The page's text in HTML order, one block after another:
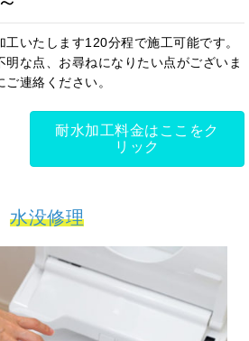
いたします120分程で施工可能です。
な点、お尋ねになりたい点がございま
連絡ください。
耐水加工料金はここをク
リック
水没修理